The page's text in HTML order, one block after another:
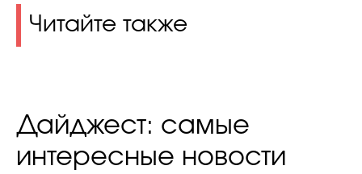
Читайте также
Дайджест: самые
интересные новости